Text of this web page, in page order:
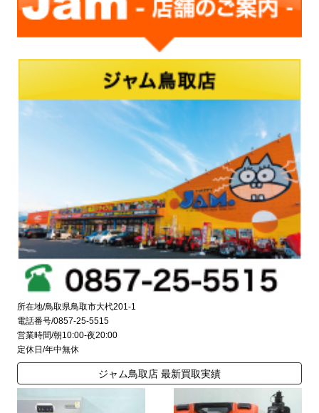
所在地/鳥取県鳥取市大杙201-1
電話番号/0857-25-5515
営業時間/朝10:00-夜20:00
定休日/年中無休
ジャム鳥取店 最新買取実績